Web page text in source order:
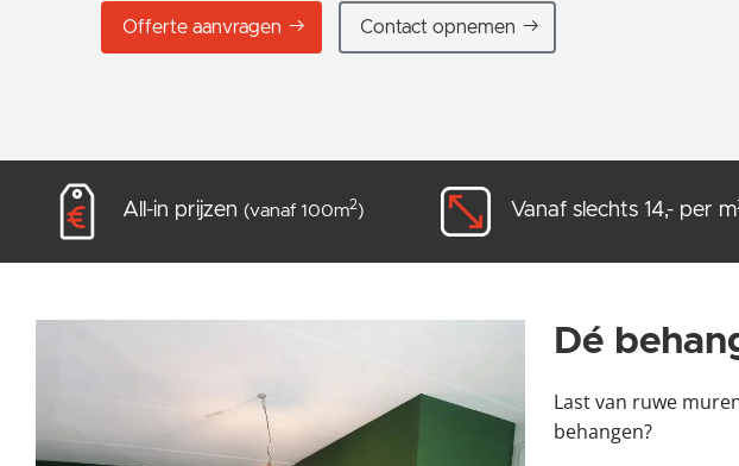
Offerte aanvragen Contact opnemen
All-in prijzen (vanaf 100m2) Vanaf slechts 14,- per m
Dé
Last van ruwe
behangen?